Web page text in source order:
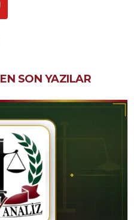
EN SON YAZILAR